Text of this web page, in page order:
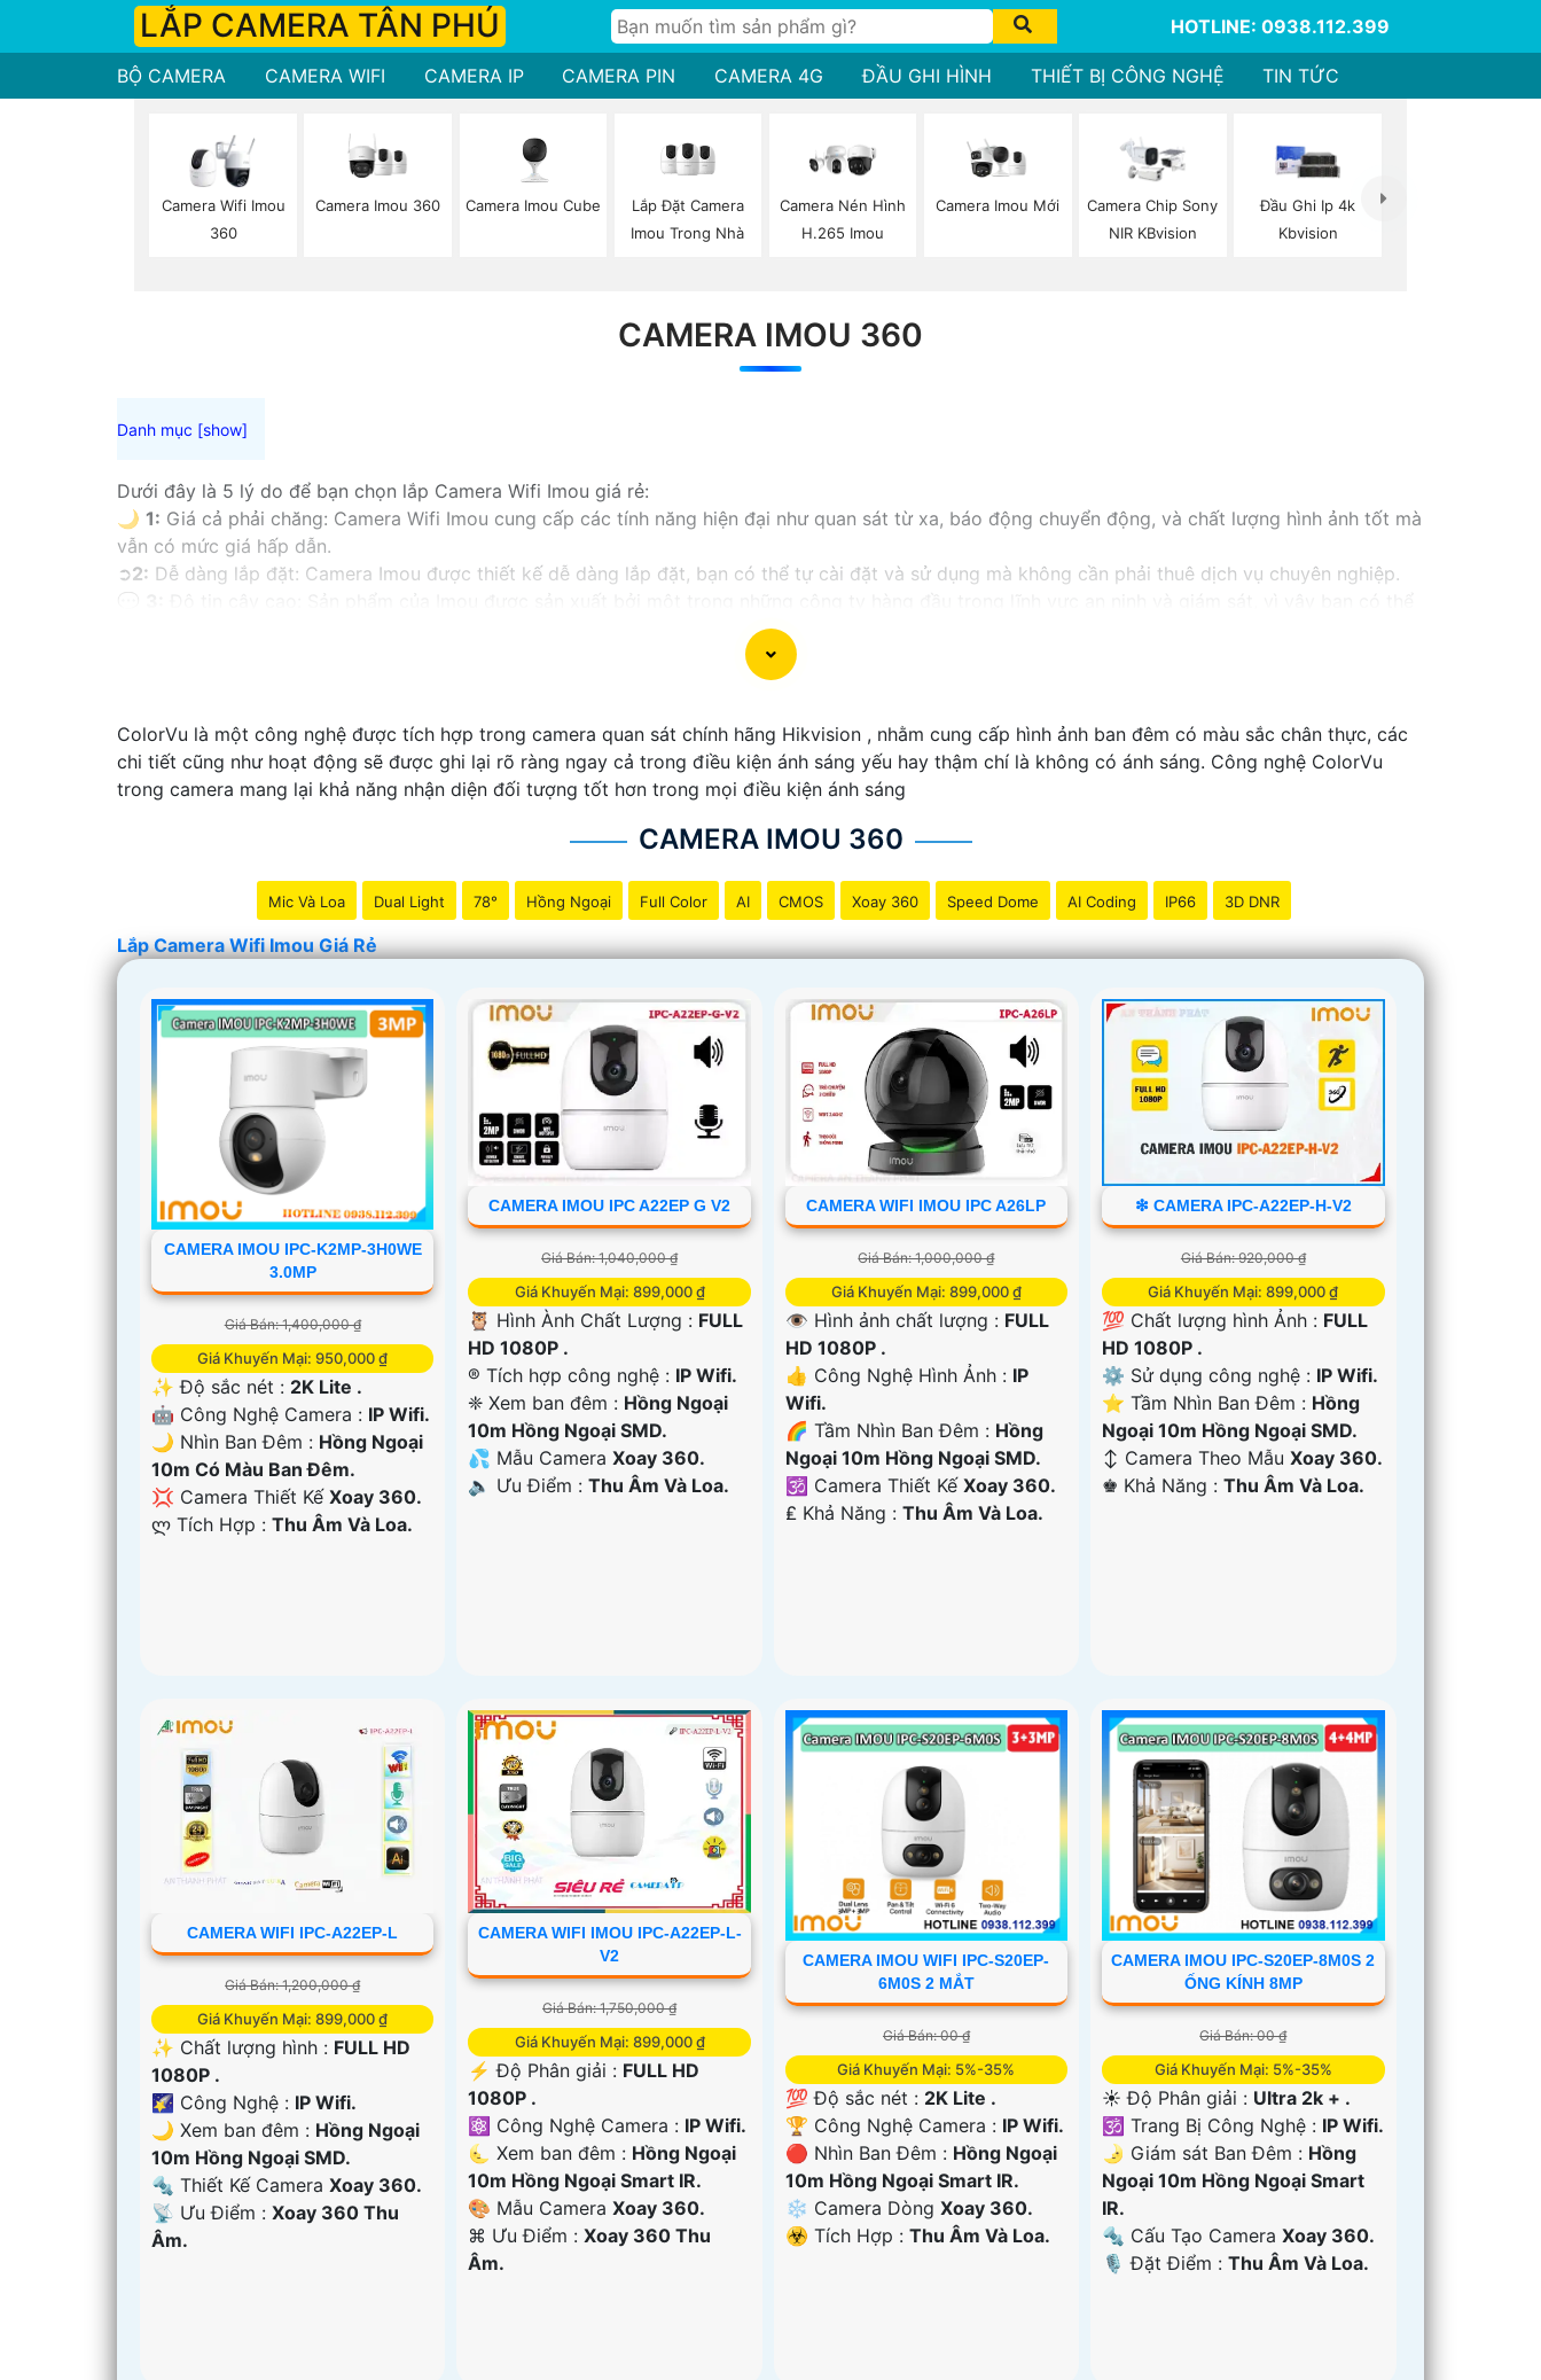
LẮP CAMERA TÂN PHÚ HOTLINE: 0938.112.399
BỘ CAMERA CAMERA WIFI CAMERA IP CAMERA PIN CAMERA 4G ĐẦU GHI HÌNH THIẾT BỊ CÔNG NGHỆ TIN TỨC
Camera Wifi Imou
360
Camera Imou 360 Camera Imou Cube
Lắp Đặt Camera
Imou Trong Nhà
Camera Nén Hình
H.265 Imou
Camera Imou Mới
Camera Chip Sony
NIR KBvision
Đầu Ghi Ip 4k
Kbvision
CAMERA IMOU 360
Dưới đây là 5 lý do để bạn chọn lắp Camera Wifi Imou giá rẻ:
🌙 1: Giá cả phải chăng: Camera Wifi Imou cung cấp các tính năng hiện đại như quan sát từ xa, báo động chuyển động, và chất lượng hình ảnh tốt mà
vẫn có mức giá hấp dẫn.
➲2: Dễ dàng lắp đặt: Camera Imou được thiết kế dễ dàng lắp đặt, bạn có thể tự cài đặt và sử dụng mà không cần phải thuê dịch vụ chuyên nghiệp.
💬
Tích hợp công nghệ mới: Camera Wifi Imou thường được tích hợp các công nghệ mới như trí tuệ nhân tạo, cảm biến chuyển động thông minh
chóng khi cần thiết.
Hy vọng những thông tin trên giúp bạn tìm được lựa chọn hoàn hảo cho Camera Wifi Imou giá rẻ.
ColorVu là một công nghệ được tích hợp trong camera quan sát chính hãng Hikvision , nhằm cung cấp hình ảnh ban đêm có màu sắc chân thực, các
chi tiết cũng như hoạt động sẽ được ghi lại rõ ràng ngay cả trong điều kiện ánh sáng yếu hay thậm chí là không có ánh sáng. Công nghệ ColorVu
trong camera mang lại khả năng nhận diện đối tượng tốt hơn trong mọi điều kiện ánh sáng
CAMERA IMOU 360
Mic Và Loa Dual Light 78° Hồng Ngoại Full Color AI CMOS Xoay 360 Speed Dome AI Coding IP66 3D DNR
Lắp Camera Wifi Imou Giá Rẻ
CAMERA IMOU IPC-K2MP-3H0WE
3.0MP
Giá Bán: 1,400,000 ₫
Giá Khuyến Mại: 950,000 ₫
✨ Độ sắc nét : 2K Lite .
🤖️ Công Nghệ Camera : IP Wifi.
🌙 Nhìn Ban Đêm : Hồng Ngoại
10m Có Màu Ban Ðêm.
💢 Camera Thiết Kế Xoay 360.
️ლ Tích Hợp : Thu Âm Và Loa.
CAMERA IMOU IPC A22EP G V2
Giá Bán: 1,040,000 ₫
Giá Khuyến Mại: 899,000 ₫
🦉 Hình Ành Chất Lượng : FULL
HD 1080P .
®️ Tích hợp công nghệ : IP Wifi.
❈ Xem ban đêm : Hồng Ngoại
10m Hồng Ngoại SMD.
💦 Mẫu CameraXoay 360.
️🔈 Ưu Điểm :Thu Âm Và Loa.
CAMERA WIFI IMOU IPC A26LP
Giá Bán: 1,000,000 ₫
Giá Khuyến Mại: 899,000 ₫
👁 Hình ảnh chất lượng : FULL
HD 1080P .
👍 Công Nghệ Hình Ảnh : IP
Wifi.
🌈 Tầm Nhìn Ban Đêm : Hồng
Ngoại 10m Hồng Ngoại SMD.
🕉️ Camera Thiết Kế Xoay 360.
️₤ Khả Năng : Thu Âm Và Loa.
❇ CAMERA IPC-A22EP-H-V2
Giá Bán: 920,000 ₫
Giá Khuyến Mại: 899,000 ₫
💯 Chất lượng hình Ảnh : FULL
HD 1080P .
⚙ Sử dụng công nghệ : IP Wifi.
⭐ Tầm Nhìn Ban Đêm : Hồng
Ngoại 10m Hồng Ngoại SMD.
↕️ Camera Theo MẫuXoay 360.
️♚ Khả Năng :Thu Âm Và Loa.
CAMERA WIFI IPC-A22EP-L
Giá Bán: 1,200,000 ₫
Giá Khuyến Mại: 899,000 ₫
✨ Chất lượng hình : FULL HD
1080P .
🌠 Công Nghệ : IP Wifi.
🌙 Xem ban đêm : Hồng Ngoại
10m Hồng Ngoại SMD.
🔩 Thiết Kế Camera Xoay 360.
️📡 Ưu Điểm : Xoay 360 Thu
Âm.
CAMERA WIFI IMOU IPC-A22EP-L-
V2
Giá Bán: 1,750,000 ₫
Giá Khuyến Mại: 899,000 ₫
️⚡ Độ Phân giải : FULL HD
1080P .
⚛️ Công Nghệ Camera : IP Wifi.
🌜 Xem ban đêm : Hồng Ngoại
10m Hồng Ngoại Smart IR.
🎨 Mẫu CameraXoay 360.
️⌘ Ưu Điểm :Xoay 360 Thu
Âm.
CAMERA IMOU WIFI IPC-S20EP-
6M0S 2 MẮT
Giá Bán: 00 ₫
Giá Khuyến Mại: 5%-35%
💯 Độ sắc nét : 2K Lite .
🏆 Công Nghệ Camera : IP Wifi.
🔴 Nhìn Ban Đêm : Hồng Ngoại
10m Hồng Ngoại Smart IR.
❄ Camera Dòng Xoay 360.
️☣️ Tích Hợp : Thu Âm Và Loa.
CAMERA IMOU IPC-S20EP-8M0S 2
ỐNG KÍNH 8MP
Giá Bán: 00 ₫
Giá Khuyến Mại: 5%-35%
☀️ Độ Phân giải : Ultra 2k + .
🕉️ Trang Bị Công Nghệ : IP Wifi.
🌛 Giám sát Ban Đêm : Hồng
Ngoại 10m Hồng Ngoại Smart
IR.
🔩 Cấu Tạo CameraXoay 360.
️🎙 Đặt Điểm :Thu Âm Và Loa.